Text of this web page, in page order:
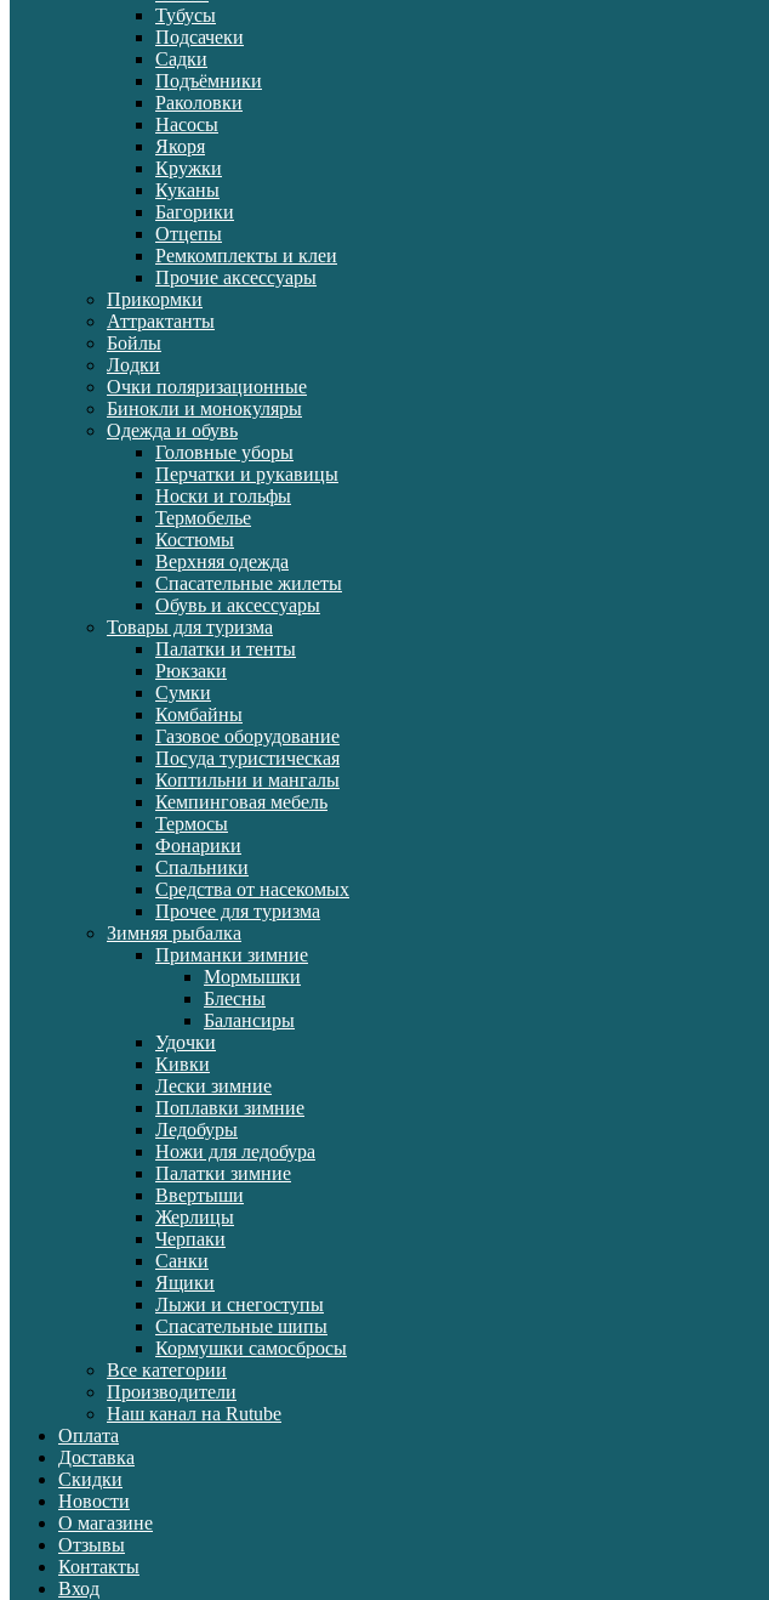
Тубусы
Подсачеки
Садки
Подъёмники
Раколовки
Насосы
Якоря
Кружки
Куканы
Багорики
Отцепы
Ремкомплекты и клеи
Прочие аксессуары
Прикормки
Аттрактанты
Бойлы
Лодки
Очки поляризационные
Бинокли и монокуляры
Одежда и обувь
Головные уборы
Перчатки и рукавицы
Носки и гольфы
Термобелье
Костюмы
Верхняя одежда
Спасательные жилеты
Обувь и аксессуары
Товары для туризма
Палатки и тенты
Рюкзаки
Сумки
Комбайны
Газовое оборудование
Посуда туристическая
Коптильни и мангалы
Кемпинговая мебель
Термосы
Фонарики
Спальники
Средства от насекомых
Прочее для туризма
Зимняя рыбалка
Приманки зимние
Мормышки
Блесны
Балансиры
Удочки
Кивки
Лески зимние
Поплавки зимние
Ледобуры
Ножи для ледобура
Палатки зимние
Ввертыши
Жерлицы
Черпаки
Санки
Ящики
Лыжи и снегоступы
Спасательные шипы
Кормушки самосбросы
Все категории
Производители
Наш канал на Rutube
Оплата
Доставка
Скидки
Новости
О магазине
Отзывы
Контакты
Вход